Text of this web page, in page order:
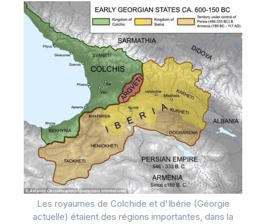
Les royaumes de Colchide et d'Ibérie (Géorgie
actuelle) étaient des régions importantes, dans la